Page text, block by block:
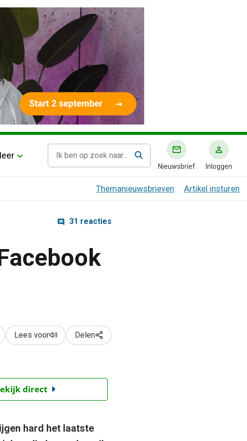
Nieuwsbrief Inloggen
Themanieuwsbrieven Artikel insturen
31 reacties
Lees voor Delen
direct
hard het laatste